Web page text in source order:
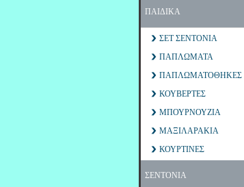
ΠΑΙΔΙΚΑ
ΣΕΤ ΣΕΝΤΟΝΙΑ
ΠΑΠΛΩΜΑΤΑ
ΠΑΠΛΩΜΑΤΟΘΗΚΕΣ
ΚΟΥΒΕΡΤΕΣ
ΜΠΟΥΡΝΟΥΖΙΑ
ΜΑΞΙΛΑΡΑΚΙΑ
ΚΟΥΡΤΙΝΕΣ
ΣΕΝΤΟΝΙΑ